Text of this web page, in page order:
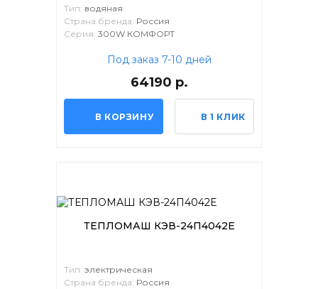
Тип: водяная
Страна бренда: Россия
Серия: 300W КОМФОРТ
Под заказ 7-10 дней
64190 р.
В КОРЗИНУ В 1 КЛИК
ТЕПЛОМАШ КЭВ-24П4042Е
Тип: электрическая
Страна бренда: Россия